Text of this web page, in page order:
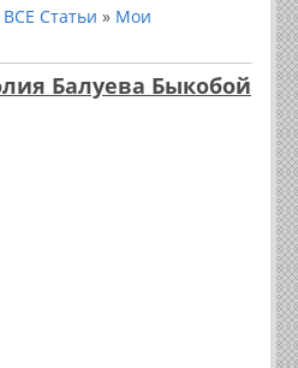
ВСЕ Статьи » Мои
Балуева Быкобой